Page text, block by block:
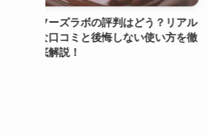
【2026年最新版】パティシエ転職
サイトおすすめランキングTOP5
｜徹底比較